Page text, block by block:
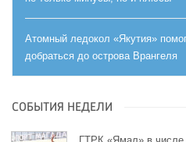
Атомный ледокол «Якутия»
добраться до острова Врангеля
СОБЫТИЯ НЕДЕЛИ